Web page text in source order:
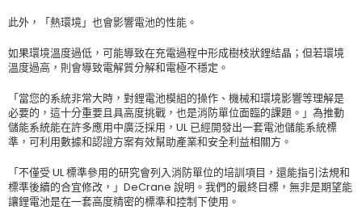
此外，「熱環境」也會影響電池的性能。
如果環境溫度過低，可能導致在充電過程中形成樹枝狀鋰結晶；但若環境
溫度過高，則會導致電解質分解和電極不穩定。
「當您的系統非常大時，對鋰電池模組的操作、機械和環境影響等理解是
必要的，這十分重要且具高度挑戰，也是消防單位面臨的課題。」為推動
儲能系統能在許多應用中廣泛採用，UL 已經開發出一套電池儲能系統標
準，可利用數據和認證方案有效幫助產業和安全利益相關方。
「不僅受 UL 標準參用的研究會列入消防單位的培訓項目，還能指引法規和
標準後續的合宜修改，」DeCrane 說明。我們的最終目標，無非是期望能
讓鋰電池是在一套高度精密的標準和控制下使用。